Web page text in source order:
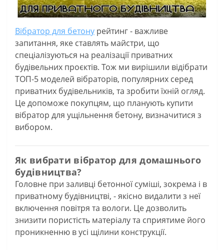
Вібратор для бетону рейтинг - важливе
запитання, яке ставлять майстри, що
спеціалізуються на реалізації приватних
будівельних проєктів. Тож ми вирішили відібрати
ТОП-5 моделей вібраторів, популярних серед
приватних будівельників, та зробити їхній огляд.
Це допоможе покупцям, що планують купити
вібратор для ущільнення бетону, визначитися з
вибором.
Як вибрати вібратор для домашнього
будівництва?
Головне при заливці бетонної суміші, зокрема і в
приватному будівництві, - якісно видалити з неї
включення повітря та вологи. Це дозволить
знизити пористість матеріалу та сприятиме його
проникненню в усі щілини конструкції.